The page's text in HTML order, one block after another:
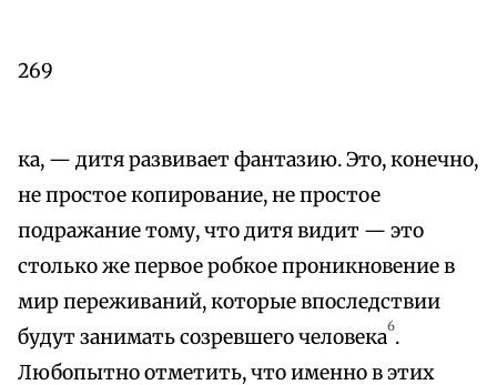
269
ка, — дитя развивает фантазию. Это, конечно,
не простое копирование, не простое
подражание тому, что дитя видит — это
столько же первое робкое проникновение в
мир переживаний, которые впоследствии
будут занимать созревшего человека6.
Любопытно отметить, что именно в этих